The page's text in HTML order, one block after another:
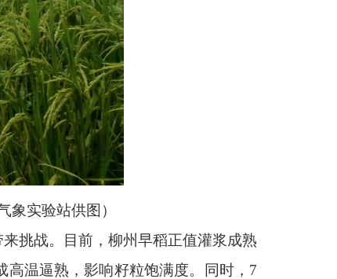
实验站供图）
挑战。目前，柳州早稻正值灌浆成熟
温逼熟，影响籽粒饱满度。同时，7